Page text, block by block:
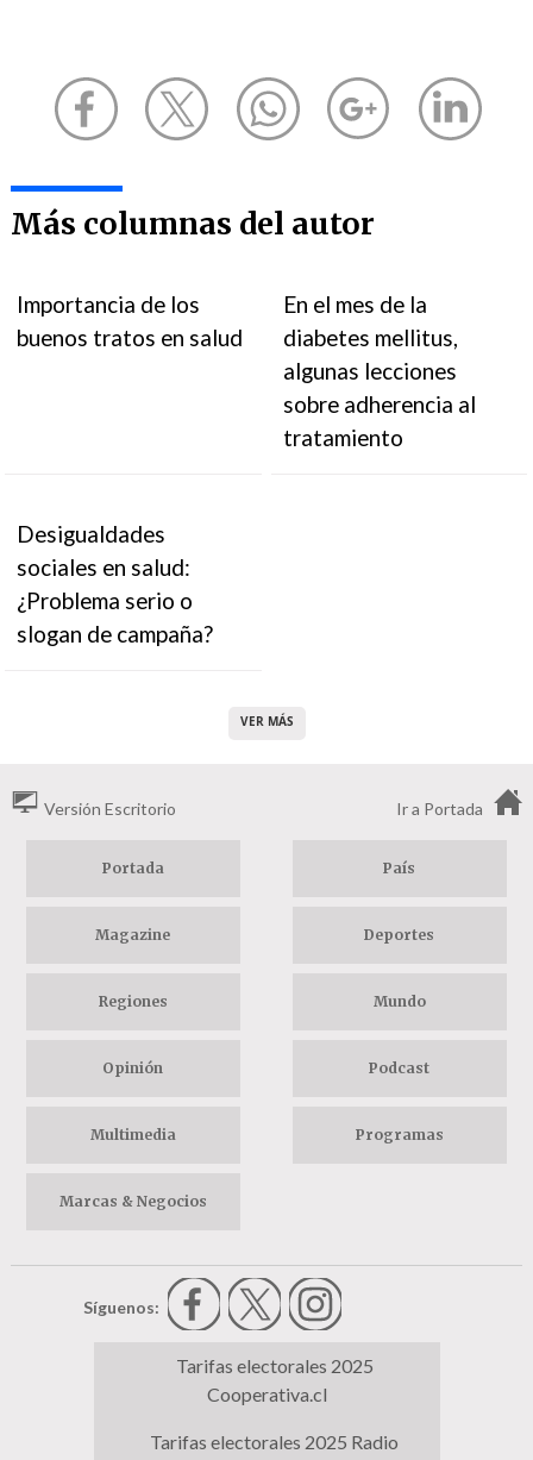
Más columnas del autor
Importancia de los
buenos tratos en salud
En el mes de la
diabetes mellitus,
algunas lecciones
sobre adherencia al
tratamiento
Desigualdades
sociales en salud:
¿Problema serio o
slogan de campaña?
VER MÁS
Versión Escritorio Ir a Portada
Portada País
Magazine Deportes
Regiones Mundo
Opinión Podcast
Multimedia Programas
Marcas & Negocios
Síguenos:
Tarifas electorales 2025
Cooperativa.cl
Tarifas electorales 2025 Radio